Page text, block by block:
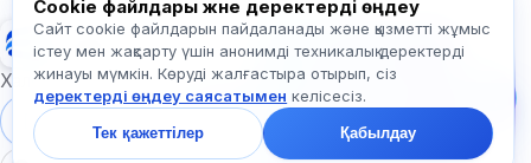
Exalify
Халықаралық тіл емтихандарына дайындық
Жүйеге кіру
Тіркеу
Бізге жазыңыз!
Тарифтер,
емтихандар немесе
неден бастау туралы
сұраңыз — чатта бір
минут ішінде жауап
береміз.
Cookie файлдары және деректерді өңдеу
Сайт cookie файлдарын пайдаланады және қызметті жұмыс
істеу мен жақсарту үшін анонимді техникалық деректерді
жинауы мүмкін. Көруді жалғастыра отырып, сіз
деректерді өңдеу саясатымен келісесіз.
Тек қажеттілер Қабылдау